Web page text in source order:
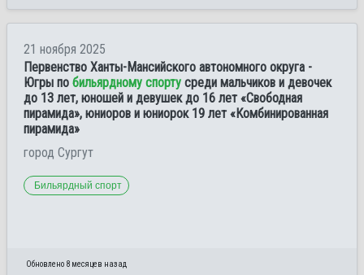
21 ноября 2025
Первенство Ханты-Мансийского автономного округа -
Югры по бильярдному спорту среди мальчиков и девочек
до 13 лет, юношей и девушек до 16 лет «Свободная
пирамида», юниоров и юниорок 19 лет «Комбинированная
пирамида»
город Сургут
Бильярдный спорт
Обновлено 8 месяцев назад